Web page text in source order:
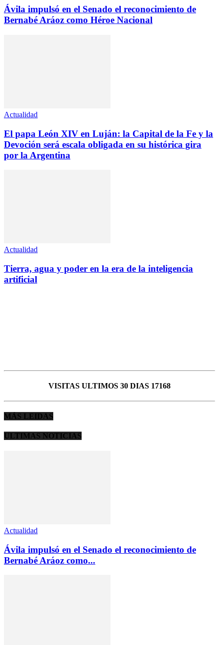
Ávila impulsó en el Senado el reconocimiento de
Bernabé Aráoz como Héroe Nacional
Actualidad
El papa León XIV en Luján: la Capital de la Fe y la
Devoción será escala obligada en su histórica gira
por la Argentina
Actualidad
Tierra, agua y poder en la era de la inteligencia
artificial
VISITAS ULTIMOS 30 DIAS 17168
MÁS LEIDAS
ULTIMAS NOTICIAS
Actualidad
Ávila impulsó en el Senado el reconocimiento de
Bernabé Aráoz como...